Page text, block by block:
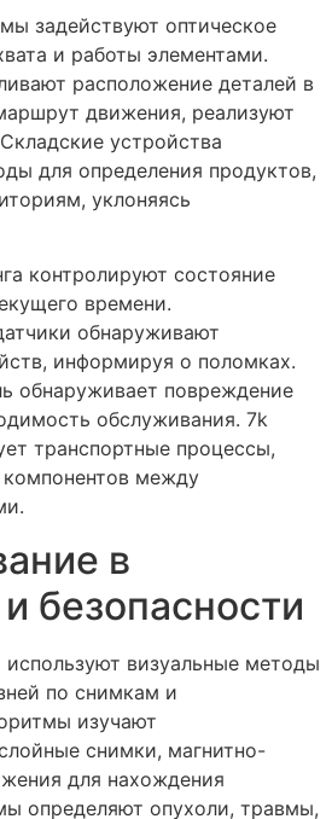
задействуют оптическое
и работы элементами.
расположение деталей в
движения, реализуют
устройства
для определения продуктов,
уклоняясь
контролируют состояние
времени.
обнаруживают
информируя о поломках.
обнаруживает повреждение
обслуживания. 7k
транспортные процессы,
между
в
безопасности
используют визуальные методы
по снимкам и
изучают
снимки, магнитно-
для нахождения
определяют опухоли, травмы,